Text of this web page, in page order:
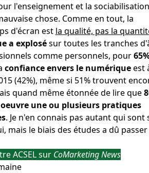
l'enseignement et la
chose. Comme en tout, la
d'écran est la qualité, pas la
a explosésur toutes les tranches
comme personnels, pour
confiance envers le numériqueest
(42%), même si 51% trouvent
quand même étonnée de lire que
une ou plusieurs pratiques
. Je n'en connais pas autant qui sont
mais le biais des études a dû
ACSEL sur CoMarketing News